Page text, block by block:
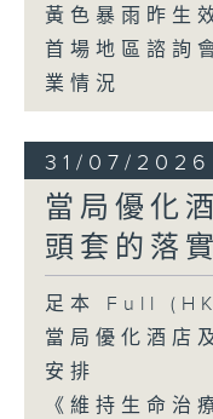
黃色暴雨昨生
首場地區諮詢
業情況
31/07/2026
當局優化
頭套的落
足本 Full
當局優化酒店
安排
《維持生命治